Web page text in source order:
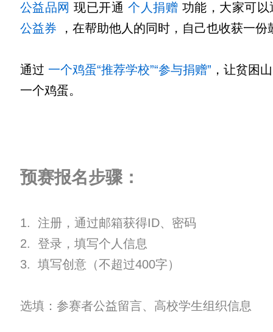
公益品网 现已开通个人捐赠 功能，大家可
公益券 ，在帮助他人的同时，自己也收获一份
通过 一个鸡蛋“推荐学校”“参与捐赠” ，让贫困
一个鸡蛋。
预赛报名步骤：
1. 注册，通过邮箱获得ID、密码
2. 登录，填写个人信息
3. 填写创意（不超过400字）
选填：参赛者公益留言、高校学生组织信息